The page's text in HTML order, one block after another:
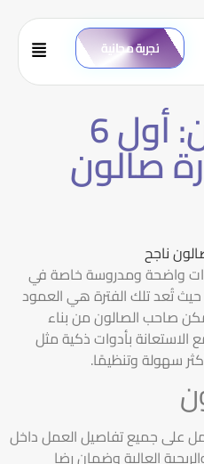
تجربة مجانية
دليل المبتدئين: أول 6
صالون
واضحة ومدروسة خاصة في
حيث تُعد تلك الفترة هي العمود
صاحب الصالون من بناء
بأدوات ذكية مثل
سهولة وتنظيمًا.
على جميع تفاصيل العمل داخل
العالية وضمان رضا